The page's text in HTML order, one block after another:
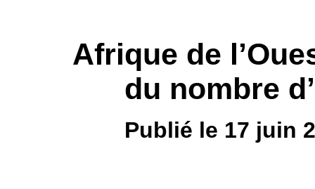
Afrique de
du nombre
Publié le 17 juin